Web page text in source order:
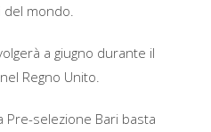
del mondo.
a giugno durante il
Regno Unito.
Pre-selezione Bari basta